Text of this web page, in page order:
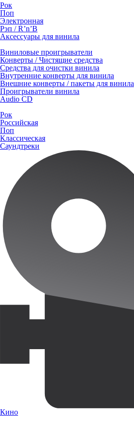
Рок
Поп
Электронная
Рэп / R’n’B
Аксессуары для винила
Виниловые проигрыватели
Конверты / Чистящие средства
Средства для очистки винила
Внутренние конверты для винила
Внешние конверты / пакеты для винила
Проигрыватели винила
Audio CD
Рок
Российская
Поп
Классическая
Саундтреки
Кино